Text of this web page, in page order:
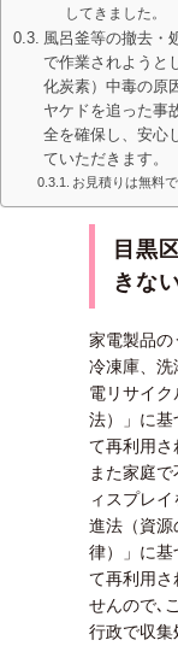
してきました。
風呂釜等の撤去・
で作業されようと
化炭素）中毒の原
ヤケドを追った事
全を確保し、安心
ていただきます。
お見積りは無料で
目黒
きな
家電製品の
冷凍庫、洗
電リサイ
法）」に基
て再利用さ
また家庭
ィスプレ
進法（資源
律）」に基
て再利用さ
せんので､
行政で収集